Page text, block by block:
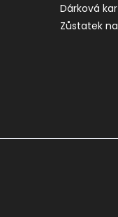
Dárková
Zůstatek